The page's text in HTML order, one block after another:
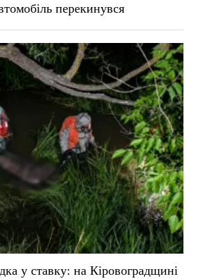
перекинувся
у ставку: на Кіровоградщині